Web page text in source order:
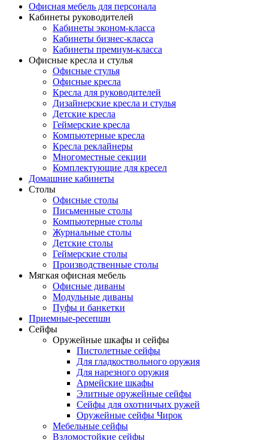
Офисная мебель для персонала
Кабинеты руководителей
Кабинеты эконом-класса
Кабинеты бизнес-класса
Кабинеты премиум-класса
Офисные кресла и стулья
Офисные стулья
Офисные кресла
Кресла для руководителей
Дизайнерские кресла и стулья
Детские кресла
Геймерские кресла
Компьютерные кресла
Кресла реклайнеры
Многоместные секции
Комплектующие для кресел
Домашние кабинеты
Столы
Офисные столы
Письменные столы
Компьютерные столы
Журнальные столы
Детские столы
Геймерские столы
Производственные столы
Мягкая офисная мебель
Офисные диваны
Модульные диваны
Пуфы и банкетки
Приемные-ресепшн
Сейфы
Оружейные шкафы и сейфы
Пистолетные сейфы
Для гладкоствольного оружия
Для нарезного оружия
Армейские шкафы
Элитные оружейные сейфы
Сейфы для охотничьих ружей
Оружейные сейфы Чирок
Мебельные сейфы
Взломостойкие сейфы